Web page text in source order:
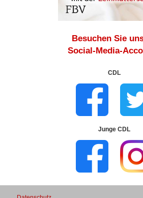
Besuchen Sie
Social-Media-
CDL
Junge CDL